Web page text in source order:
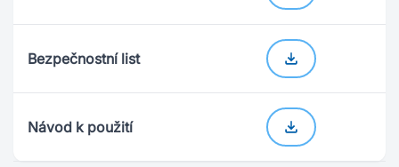
Bezpečnostní list
Návod k použití